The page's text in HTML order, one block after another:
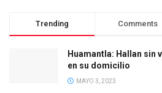
Trending Comments
Huamantla: Hallan sin
en su domicilio
MAYO 3, 2023